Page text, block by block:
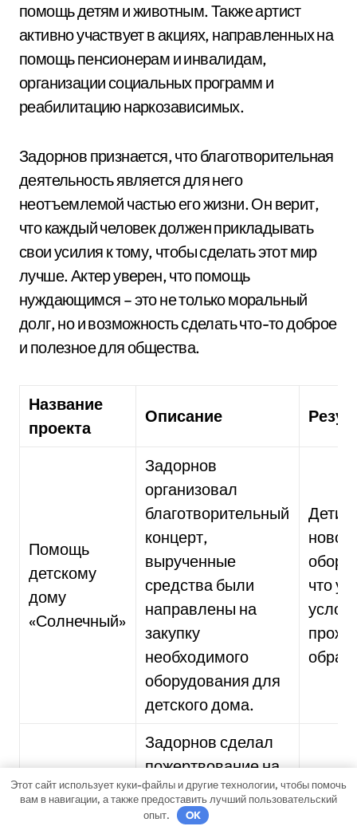
помощь детям и животным. Также артист
активно участвует в акциях, направленных на
помощь пенсионерам и инвалидам,
организации социальных программ и
реабилитацию наркозависимых.
Задорнов признается, что благотворительная
деятельность является для него
неотъемлемой частью его жизни. Он верит,
что каждый человек должен прикладывать
свои усилия к тому, чтобы сделать этот мир
лучше. Актер уверен, что помощь
нуждающимся – это не только моральный
долг, но и возможность сделать что-то доброе
и полезное для общества.
Название
проекта
Описание
Помощь
детскому
дому
«Солнечный»
Задорнов
организовал
благотворительный
концерт,
вырученные
средства были
направлены на
закупку
необходимого
оборудования для
детского дома.
Дети
новое
что
Задорнов сделал
пожертвование на
приют для
бездомных
Этот сайт использует куки-файлы и другие технологии, чтобы помочь
вам в навигации, а также предоставить лучший пользовательский
опыт.
OK